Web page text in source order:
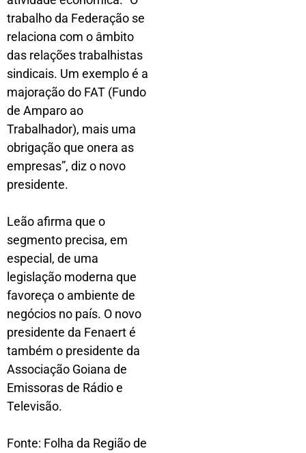
trabalho da Federação se
relaciona com o âmbito
das relações trabalhistas
sindicais. Um exemplo é a
majoração do FAT (Fundo
de Amparo ao
Trabalhador), mais uma
obrigação que onera as
empresas”, diz o novo
presidente.
Leão afirma que o
segmento precisa, em
especial, de uma
legislação moderna que
favoreça o ambiente de
negócios no país. O novo
presidente da Fenaert é
também o presidente da
Associação Goiana de
Emissoras de Rádio e
Televisão.
Fonte: Folha da Região de